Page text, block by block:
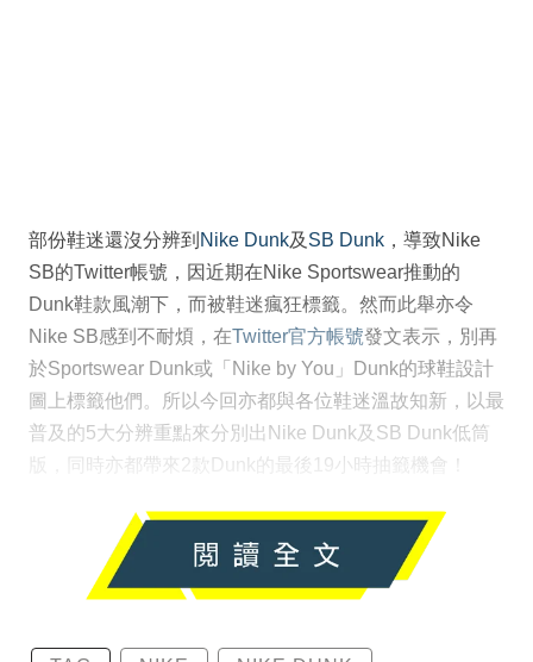
部份鞋迷還沒分辨到 Nike Dunk及 SB Dunk ，導致Nike
SB的Twitter帳號，因近期在Nike Sportswear推動的
Dunk鞋款風潮下，而被鞋迷瘋狂標籤。然而此舉亦令
Nike SB感到不耐煩，在Twitter官方帳號發文表示，別再
於Sportswear Dunk或「Nike by You」Dunk的球鞋設計
圖上標籤他們。所以今回亦都與各位鞋迷溫故知新，以最
普及的5大分辨重點來分別出Nike Dunk及SB Dunk低筒
版，同時亦都帶來2款Dunk的最後19小時抽籤機會！